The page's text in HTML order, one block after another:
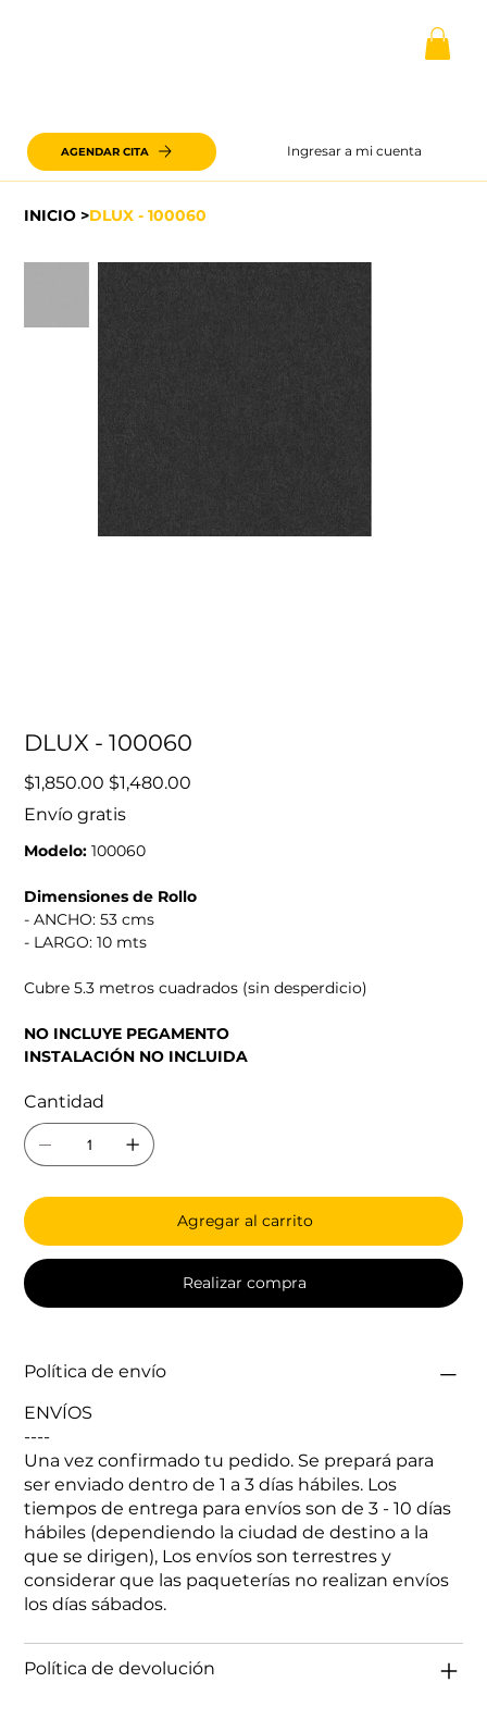
Ingresar a mi cuenta
AGENDAR CITA
INICIO >DLUX - 100060
DLUX - 100060
Precio
original
$1,850.00 Precio
de
$1,480.00
Envío gratis
Modelo: 100060
Dimensiones de Rollo
- ANCHO: 53 cms
- LARGO: 10 mts
Cubre 5.3 metros cuadrados (sin desperdicio)
NO INCLUYE PEGAMENTO
INSTALACIÓN NO INCLUIDA
Cantidad
Agregar al carrito
Realizar compra
Política de envío
ENVÍOS
----
Una vez confirmado tu pedido. Se prepará para
ser enviado dentro de 1 a 3 días hábiles. Los
tiempos de entrega para envíos son de 3 - 10 días
hábiles (dependiendo la ciudad de destino a la
que se dirigen), Los envíos son terrestres y
considerar que las paqueterías no realizan envíos
los días sábados.
Política de devolución